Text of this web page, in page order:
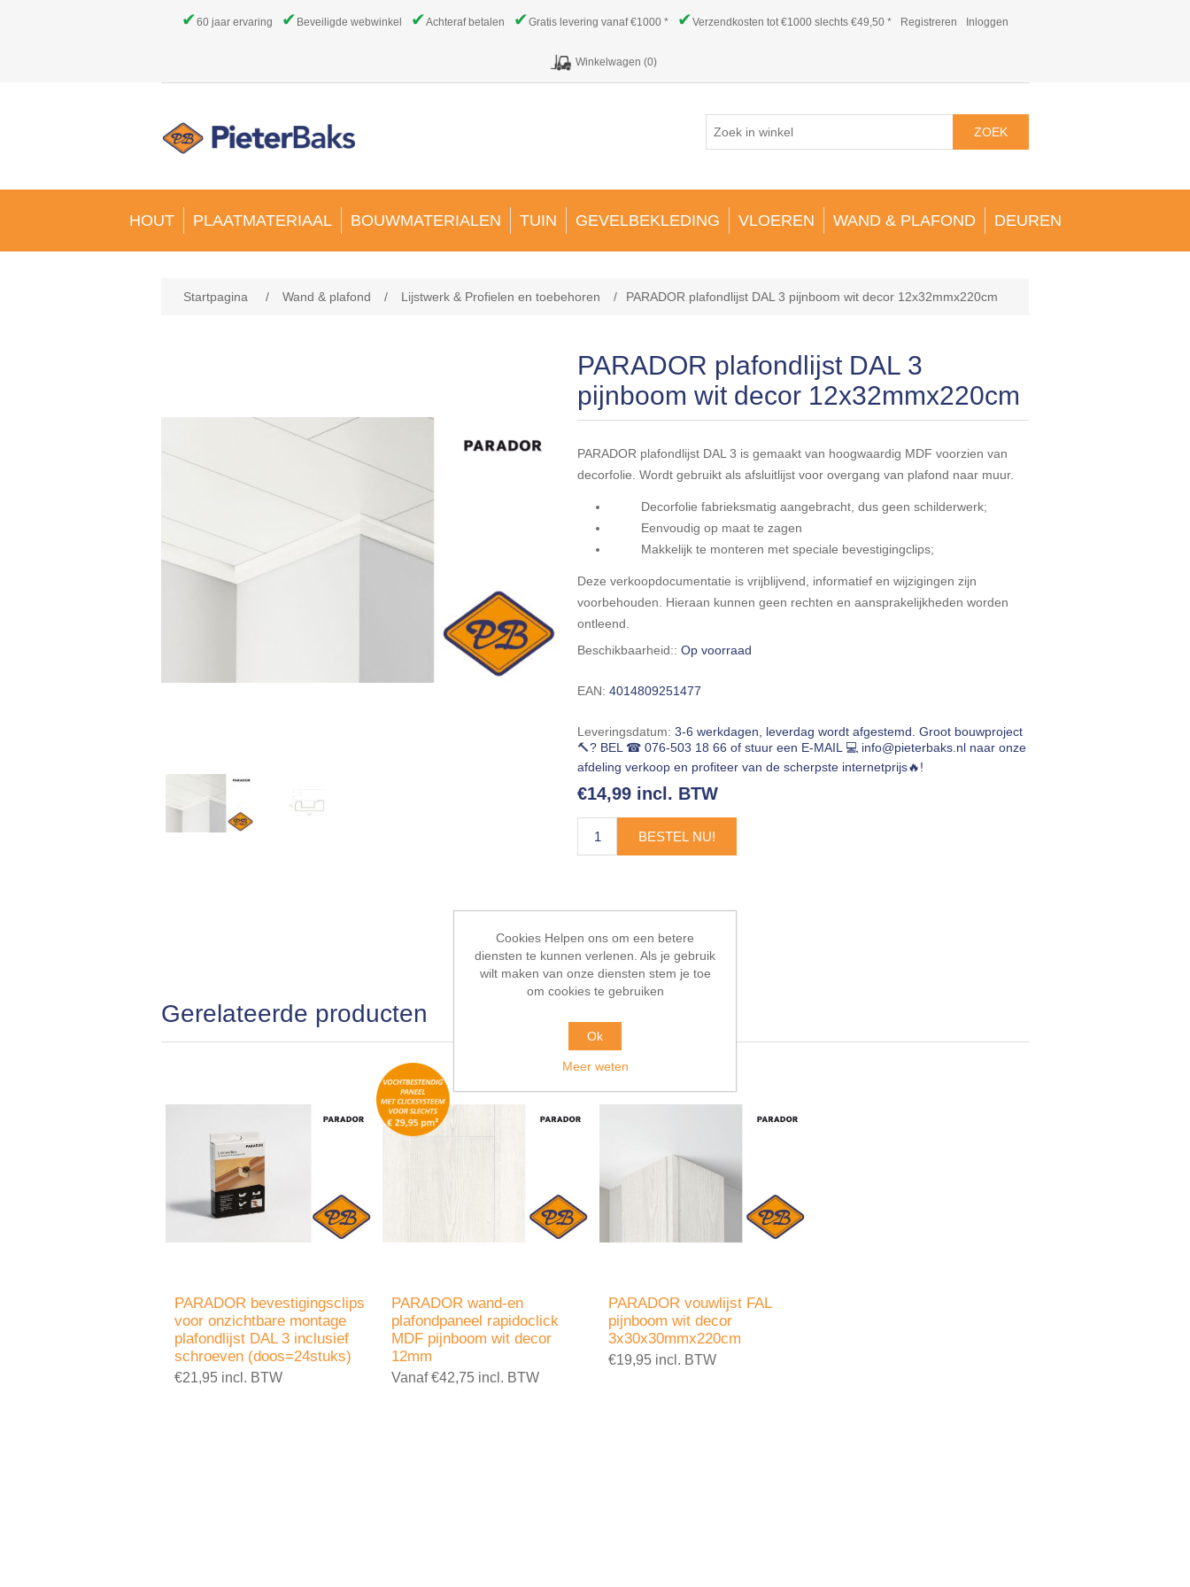
✔60 jaar ervaring ✔ Beveiligde webwinkel ✔Achteraf betalen ✔Gratis levering vanaf €1000 * ✔Verzendkosten tot €1000 slechts €49,50 * Registreren Inloggen
Winkelwagen (0)
ZOEK
HOUT PLAATMATERIAAL BOUWMATERIALEN TUIN GEVELBEKLEDING VLOEREN WAND & PLAFOND DEUREN
Startpagina / Wand & plafond / Lijstwerk & Profielen en toebehoren / PARADOR plafondlijst DAL 3 pijnboom wit decor 12x32mmx220cm
PARADOR plafondlijst DAL 3
pijnboom wit decor 12x32mmx220cm
PARADOR plafondlijst DAL 3 is gemaakt van hoogwaardig MDF voorzien van
decorfolie. Wordt gebruikt als afsluitlijst voor overgang van plafond naar muur.
Decorfolie fabrieksmatig aangebracht, dus geen schilderwerk;
Eenvoudig op maat te zagen
Makkelijk te monteren met speciale bevestigingclips;
Deze verkoopdocumentatie is vrijblijvend, informatief en wijzigingen zijn
voorbehouden. Hieraan kunnen geen rechten en aansprakelijkheden worden
ontleend.
Beschikbaarheid:: Op voorraad
EAN: 4014809251477
Leveringsdatum: 3-6 werkdagen, leverdag wordt afgestemd. Groot bouwproject
🔨? BEL ☎ 076-503 18 66 of stuur een E-MAIL 💻 info@pieterbaks.nl naar onze
afdeling verkoop en profiteer van de scherpste internetprijs🔥!
€14,99 incl. BTW
BESTEL NU!
Gerelateerde producten
PARADOR bevestigingsclips
voor onzichtbare montage
plafondlijst DAL 3 inclusief
schroeven (doos=24stuks)
€21,95 incl. BTW
PARADOR wand-en
plafondpaneel rapidoclick
MDF pijnboom wit decor
12mm
Vanaf €42,75 incl. BTW
PARADOR vouwlijst FAL
pijnboom wit decor
3x30x30mmx220cm
€19,95 incl. BTW
Cookies Helpen ons om een betere
diensten te kunnen verlenen. Als je gebruik
wilt maken van onze diensten stem je toe
om cookies te gebruiken
Ok
Meer weten